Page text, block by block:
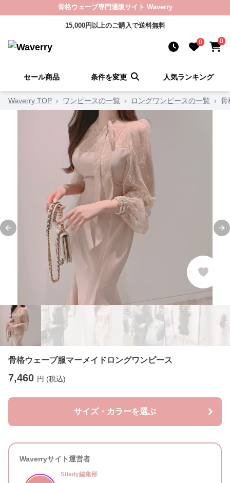
骨格ウェーブ専門通販サイト Waverry
15,000円以上のご購入で送料無料
0 0
セール商品 条件を変更 人気ランキング
Waverry TOP › ワンピースの一覧 › ロングワンピースの一覧 › 骨
Previous slide
骨格ウェーブ服マーメイドロングワンピース
7,460 円 (税込)
サイズ・カラーを選ぶ
Waverryサイト運営者
Stlady編集部